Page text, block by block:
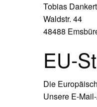
Tobias Dankert
Waldstr. 44
48488
EU-
Die
Unsere E-